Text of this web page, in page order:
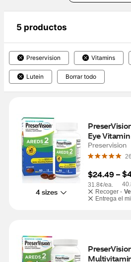
5 productos
Preservision Vitamins
Lutein Borrar todo
4 sizes
Eye
Preservision
$24.49 –
31.8¢/ea.
Recoger -
Entrega el